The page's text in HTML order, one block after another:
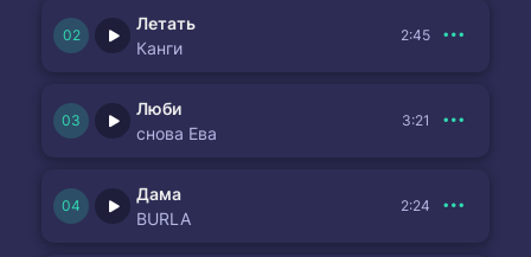
Летать
Канги
2:45
Люби
снова Ева
3:21
Дама
BURLA
2:24